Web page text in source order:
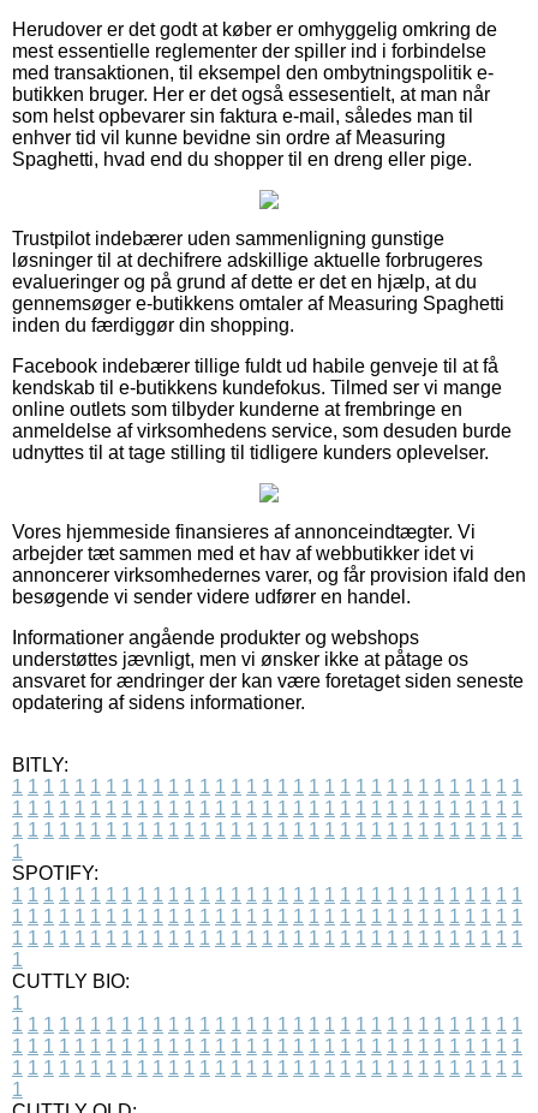
Herudover er det godt at køber er omhyggelig omkring de
mest essentielle reglementer der spiller ind i forbindelse
med transaktionen, til eksempel den ombytningspolitik e-
butikken bruger. Her er det også essesentielt, at man når
som helst opbevarer sin faktura e-mail, således man til
enhver tid vil kunne bevidne sin ordre af Measuring
Spaghetti, hvad end du shopper til en dreng eller pige.
Trustpilot indebærer uden sammenligning gunstige
løsninger til at dechifrere adskillige aktuelle forbrugeres
evalueringer og på grund af dette er det en hjælp, at du
gennemsøger e-butikkens omtaler af Measuring Spaghetti
inden du færdiggør din shopping.
Facebook indebærer tillige fuldt ud habile genveje til at få
kendskab til e-butikkens kundefokus. Tilmed ser vi mange
online outlets som tilbyder kunderne at frembringe en
anmeldelse af virksomhedens service, som desuden burde
udnyttes til at tage stilling til tidligere kunders oplevelser.
Vores hjemmeside finansieres af annonceindtægter. Vi
arbejder tæt sammen med et hav af webbutikker idet vi
annoncerer virksomhedernes varer, og får provision ifald den
besøgende vi sender videre udfører en handel.
Informationer angående produkter og webshops
understøttes jævnligt, men vi ønsker ikke at påtage os
ansvaret for ændringer der kan være foretaget siden seneste
opdatering af sidens informationer.
BITLY:
1 1 1 1 1 1 1 1 1 1 1 1 1 1 1 1 1 1 1 1 1 1 1 1 1 1 1 1 1 1 1 1 1
1 1 1 1 1 1 1 1 1 1 1 1 1 1 1 1 1 1 1 1 1 1 1 1 1 1 1 1 1 1 1 1 1
1 1 1 1 1 1 1 1 1 1 1 1 1 1 1 1 1 1 1 1 1 1 1 1 1 1 1 1 1 1 1 1 1
1
SPOTIFY:
1 1 1 1 1 1 1 1 1 1 1 1 1 1 1 1 1 1 1 1 1 1 1 1 1 1 1 1 1 1 1 1 1
1 1 1 1 1 1 1 1 1 1 1 1 1 1 1 1 1 1 1 1 1 1 1 1 1 1 1 1 1 1 1 1 1
1 1 1 1 1 1 1 1 1 1 1 1 1 1 1 1 1 1 1 1 1 1 1 1 1 1 1 1 1 1 1 1 1
1
CUTTLY BIO:
1
1 1 1 1 1 1 1 1 1 1 1 1 1 1 1 1 1 1 1 1 1 1 1 1 1 1 1 1 1 1 1 1 1
1 1 1 1 1 1 1 1 1 1 1 1 1 1 1 1 1 1 1 1 1 1 1 1 1 1 1 1 1 1 1 1 1
1 1 1 1 1 1 1 1 1 1 1 1 1 1 1 1 1 1 1 1 1 1 1 1 1 1 1 1 1 1 1 1 1
1